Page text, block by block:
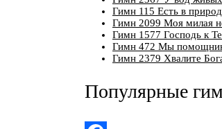
Гимн 115 Есть в
Гимн 2099 Моя милая
Гимн 1577 Господь к
Гимн 472 Мы
Гимн 2379 Хвалите
Популярные